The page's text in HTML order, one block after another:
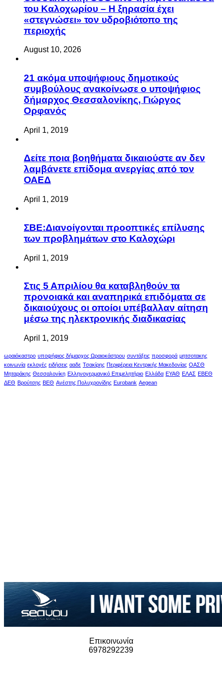
του Καλοχωρίου – Η ξηρασία έχει
«στεγνώσει» τον υδροβιότοπο της
περιοχής
August 10, 2026
21 ακόμα υποψήφιους δημοτικούς
συμβούλους ανακοίνωσε ο υποψήφιος
δήμαρχος Θεσσαλονίκης, Γιώργος
Ορφανός
April 1, 2019
Δείτε ποια βοηθήματα δικαιούστε αν δεν
λαμβάνετε επίδομα ανεργίας από τον
ΟΑΕΔ
April 1, 2019
ΣΒΕ:Διανοίγονται προοπτικές επίλυσης
των προβλημάτων στο Καλοχώρι
April 1, 2019
Στις 5 Απριλίου θα καταβληθούν τα
προνοιακά και αναπηρικά επιδόματα σε
δικαιούχους οι οποίοι υπέβαλλαν αίτηση
μέσω της ηλεκτρονικής διαδικασίας
April 1, 2019
ωραιόκαστρο υποψήφιος δήμαρχος Ωραιοκάστρου συντάξεις προσφορά μητσοτακης
κοινωνία εκλογές ειδήσεις ααδε Τσακίρης Περιφέρεια Κεντρικής Μακεδονίας ΟΑΣΘ
Μηταράκης Θεσσαλονίκη Ελληνογερμανικό Επιμελητήριο Ελλάδα ΕΥΑΘ ΕΛΑΣ ΕΒΕΘ
ΔΕΘ Βρούτσης ΒΕΘ Ανέστης Πολυχρονίδης Eurobank Aegean
Επικοινωνία
6978292239